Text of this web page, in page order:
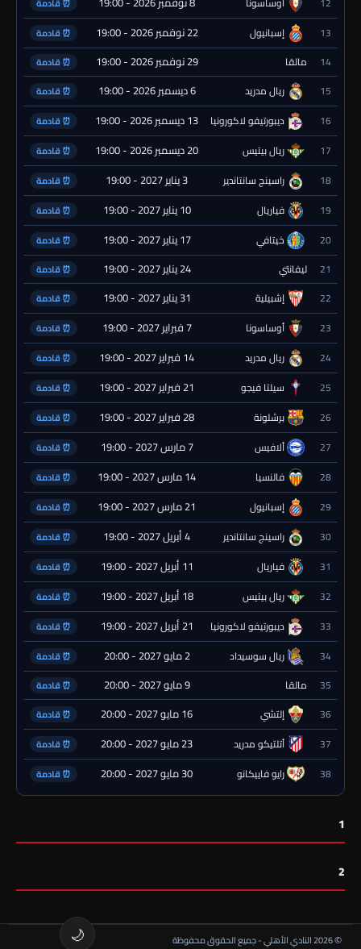
⏰ قادمة
13 إسبانيول 22 نوفمبر 2026 - 19:00 ⏰ قادمة
14 مالقا 29 نوفمبر 2026 - 19:00 ⏰ قادمة
15 ريال مدريد 6 ديسمبر 2026 - 19:00 ⏰ قادمة
16 ديبورتيفو لاكورونيا 13 ديسمبر 2026 - 19:00 ⏰ قادمة
17 ريال بيتيس 20 ديسمبر 2026 - 19:00 ⏰ قادمة
18 راسينج سانتاندير 3 يناير 2027 - 19:00 ⏰ قادمة
19 فياريال 10 يناير 2027 - 19:00 ⏰ قادمة
20 خيتافي 17 يناير 2027 - 19:00 ⏰ قادمة
21 ليفانتي 24 يناير 2027 - 19:00 ⏰ قادمة
22 إشبيلية 31 يناير 2027 - 19:00 ⏰ قادمة
23 أوساسونا 7 فبراير 2027 - 19:00 ⏰ قادمة
24 ريال مدريد 14 فبراير 2027 - 19:00 ⏰ قادمة
25 سيلتا فيجو 21 فبراير 2027 - 19:00 ⏰ قادمة
26 برشلونة 28 فبراير 2027 - 19:00 ⏰ قادمة
27 ألافيس 7 مارس 2027 - 19:00 ⏰ قادمة
28 فالنسيا 14 مارس 2027 - 19:00 ⏰ قادمة
29 إسبانيول 21 مارس 2027 - 19:00 ⏰ قادمة
30 راسينج سانتاندير 4 أبريل 2027 - 19:00 ⏰ قادمة
31 فياريال 11 أبريل 2027 - 19:00 ⏰ قادمة
32 ريال بيتيس 18 أبريل 2027 - 19:00 ⏰ قادمة
33 ديبورتيفو لاكورونيا 21 أبريل 2027 - 19:00 ⏰ قادمة
34 ريال سوسيداد 2 مايو 2027 - 20:00 ⏰ قادمة
35 مالقا 9 مايو 2027 - 20:00 ⏰ قادمة
36 إلتشي 16 مايو 2027 - 20:00 ⏰ قادمة
37 أتلتيكو مدريد 23 مايو 2027 - 20:00 ⏰ قادمة
38 رايو فاييكانو 30 مايو 2027 - 20:00 ⏰ قادمة
1
2
© 2026 النادي الأهلي - جميع الحقوق محفوظة
🌙